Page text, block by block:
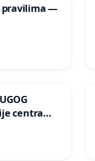
pravilima —
centra
stabala